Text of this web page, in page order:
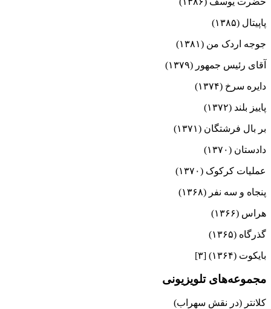
پاپیتال (۱۳۸۵)
جوجه اردک من (۱۳۸۱)
آقای رئیس جمهور (۱۳۷۹)
دایره سرخ (۱۳۷۴)
پاییز بلند (۱۳۷۲)
بر بال فرشتگان (۱۳۷۱)
دادستان (۱۳۷۰)
عملیات کرکوک (۱۳۷۰)
پنجاه و سه نفر (۱۳۶۸)
هراس (۱۳۶۶)
گذرگاه (۱۳۶۵)
بایکوت (۱۳۶۴) [۳]
مجموعه‌های تلویزیونی
کلانتر (در نقش سهراب)